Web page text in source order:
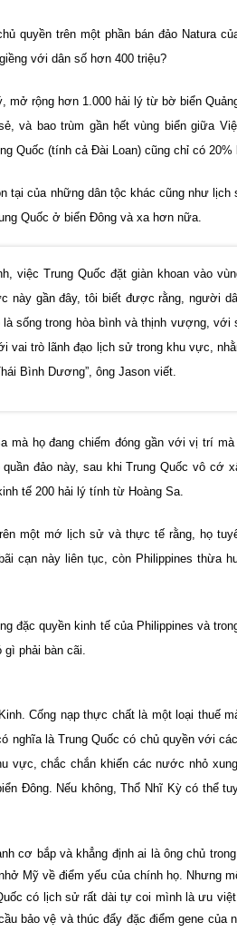
quyền trên một phần bán đảo Natura
với dân số hơn 400 triệu?
mở rộng hơn 1.000 hải lý từ bờ biển
và bao trùm gần hết vùng biển giữa
Quốc (tính cả Đài Loan) cũng chỉ có 20%
tại của những dân tộc khác cũng như lịch
Quốc ở biển Đông và xa hơn nữa.
việc Trung Quốc đặt giàn khoan vào
này gần đây, tôi biết được rằng, người
sống trong hòa bình và thịnh vượng, với
vai trò lãnh đạo lịch sử trong khu vực,
Bình Dương”, ông Jason viết.
mà họ đang chiếm đóng gần với vị trí
đảo này, sau khi Trung Quốc vô cớ
tế 200 hải lý tính từ Hoàng Sa.
một mớ lịch sử và thực tế rằng, họ
cạn này liên tục, còn Philippines thừa
đặc quyền kinh tế của Philippines và
phải bàn cãi.
Cống nạp thực chất là một loại thuế
nghĩa là Trung Quốc có chủ quyền với
vực, chắc chắn khiến các nước nhỏ
Đông. Nếu không, Thổ Nhĩ Kỳ có thể
cơ bắp và khẳng định ai là ông chủ
Mỹ về điểm yếu của chính họ. Nhưng
có lịch sử rất dài tự coi mình là ưu
bảo vệ và thúc đẩy đặc điểm gene của